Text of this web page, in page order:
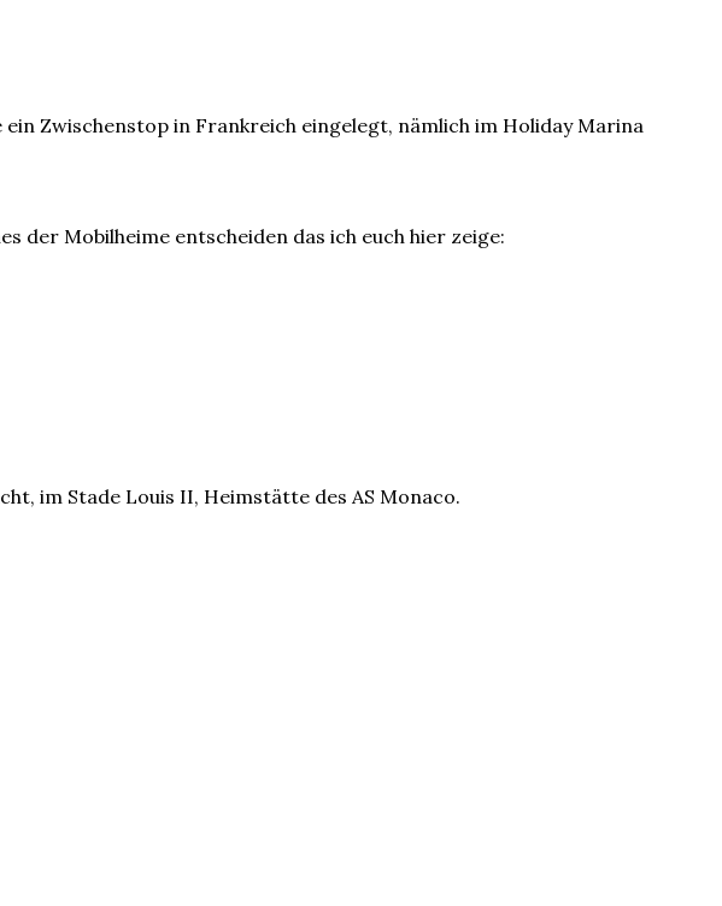
Zwischenstop in Frankreich eingelegt, nämlich im Holiday Marina
der Mobilheime entscheiden das ich euch hier zeige:
im Stade Louis II, Heimstätte des AS Monaco.